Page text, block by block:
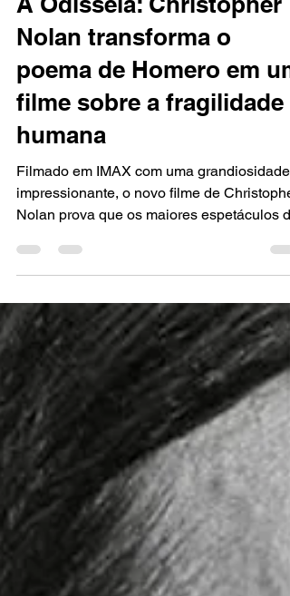
REVIEW
A Odisseia: Christopher
Nolan transforma o
poema de Homero em um
filme sobre a fragilidade
humana
Filmado em IMAX com uma grandiosidade
cinema também podem ser os mais
humanos